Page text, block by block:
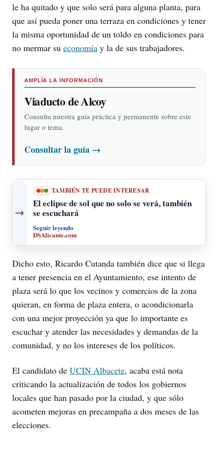
le ha quitado y que solo será para alguna planta, para
que así pueda poner una terraza en condiciones y tener
la misma oportunidad de un toldo en condiciones para
no mermar su economía y la de sus trabajadores.
AMPLÍA LA INFORMACIÓN
Viaducto de Alcoy
Consulta nuestra guía práctica y permanente sobre este
lugar o tema.
Consultar la guía →
→
TAMBIÉN TE PUEDE INTERESAR
El eclipse de sol que no solo se verá, también
se escuchará
Seguir leyendo
DSAlicante.com
Dicho esto, Ricardo Cutanda también dice que si llega
a tener presencia en el Ayuntamiento, ese intento de
plaza será lo que los vecinos y comercios de la zona
quieran, en forma de plaza entera, o acondicionarla
con una mejor proyección ya que lo importante es
escuchar y atender las necesidades y demandas de la
comunidad, y no los intereses de los políticos.
El candidato de UCIN Albacete, acaba está nota
criticando la actualización de todos los gobiernos
locales que han pasado por la ciudad, y que sólo
acometen mejoras en precampaña a dos meses de las
elecciones.